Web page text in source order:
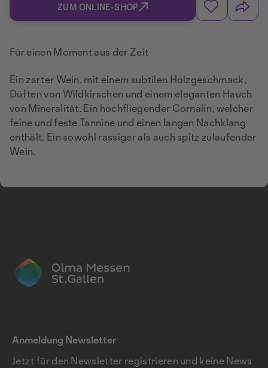
ZUM ONLINE-SHOP
Für einen Moment aus der Zeit
Ein zarter Wein, mit einem subtilen Holzgeschmack,
Düften von Wildkirschen und einem eleganten Hauch
von Mineralität. Ein hochfliegender Cornalin, welcher
feine und feste Tannine und einen langen Nachklang
enthält. Ein sowohl rassiger als auch spitz zulaufender
Wein.
Anmeldung Newsletter
Jetzt für den Newsletter registrieren und keine News